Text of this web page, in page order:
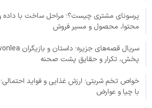
پرسونای مشتری چیست؟؛ مراحل ساخت با داده
محتوا، محصول و مسیر فروش
پخش، تکرار و حقایق پشت صحنه
خواص تخم شربتی؛ ارزش غذایی و فواید
با چیا و عوارض